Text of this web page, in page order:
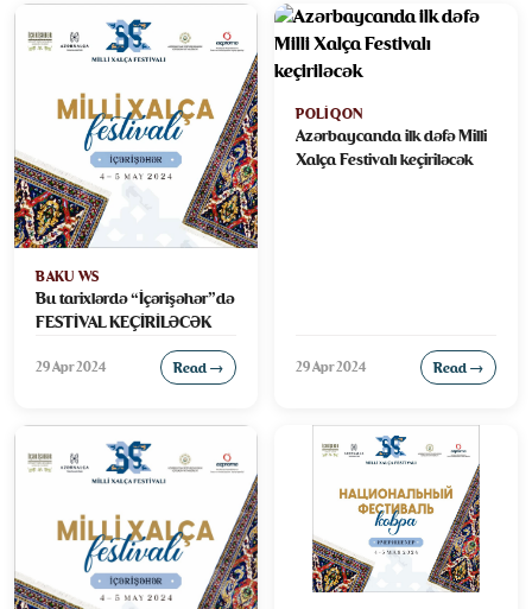
BAKU WS
Bu tarixlərdə “İçərişəhər”də
FESTİVAL KEÇİRİLƏCƏK
29 Apr 2024 Read →
POLIQON
Azərbaycanda ilk dəfə Milli
Xalça Festivalı keçiriləcək
29 Apr 2024 Read →